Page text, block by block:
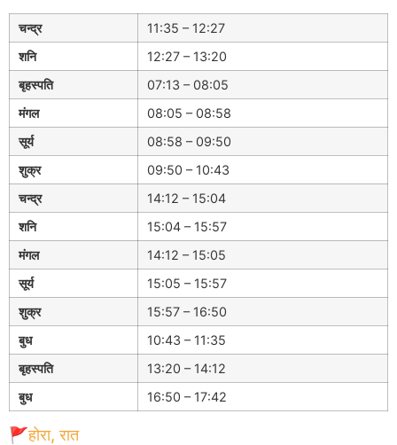
चन्द्र
11:35 – 12:27
शनि
12:27 – 13:20
बृहस्पति
07:13 – 08:05
मंगल
08:05 – 08:58
सूर्य
08:58 – 09:50
शुक्र
09:50 – 10:43
चन्द्र
14:12 – 15:04
शनि
15:04 – 15:57
मंगल
14:12 – 15:05
सूर्य
15:05 – 15:57
शुक्र
15:57 – 16:50
बुध
10:43 – 11:35
बृहस्पति
13:20 – 14:12
बुध
16:50 – 17:42
🚩होरा, रात